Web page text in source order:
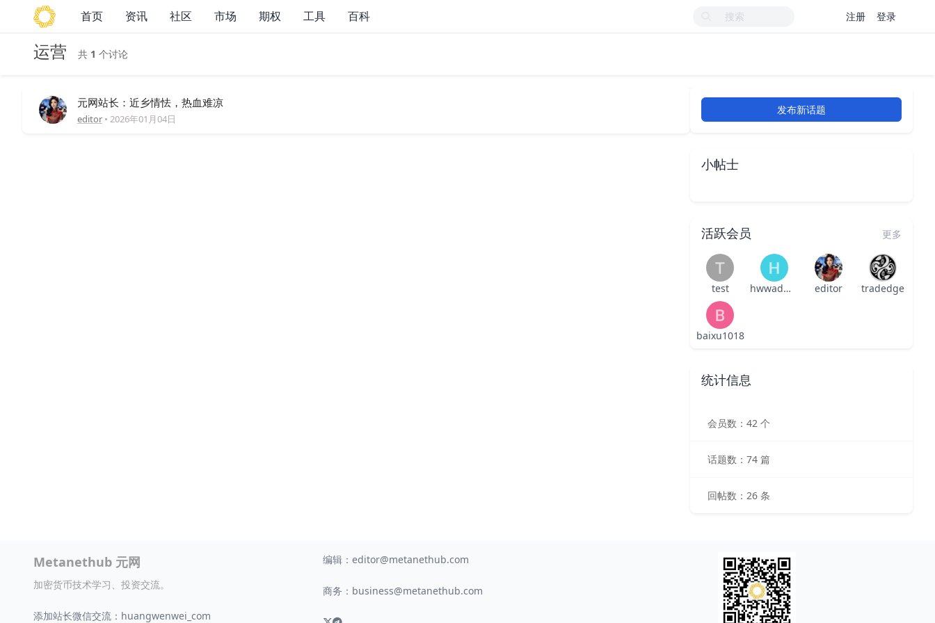
首页 资讯 社区 市场 期权 工具 百科 注册 登录
运营 共 1 个讨论
元网站长：近乡情怯，热血难凉
editor • 2026年01月04日
发布新话题
小帖士
活跃会员 更多
test hwwadmin editor tradedge
baixu1018
统计信息
会员数：42 个
话题数：74 篇
回帖数：26 条
Metanethub 元网
加密货币技术学习、投资交流。
添加站长微信交流：huangwenwei_com
编辑： editor@metanethub.com
商务： business@metanethub.com